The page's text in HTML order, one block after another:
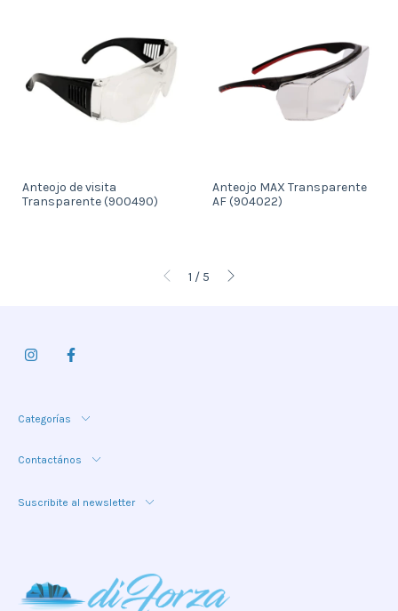
Anteojo de visita
Transparente (900490)
Anteojo MAX Transparente
AF (904022)
1 / 5
Categorías
Contactános
Suscribite al newsletter